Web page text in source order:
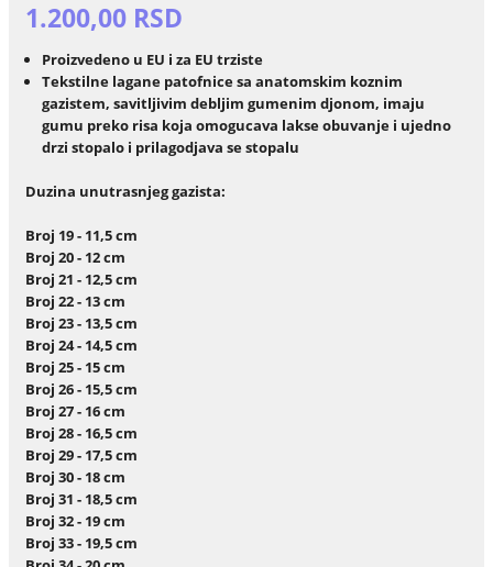
1.200,00 RSD
Proizvedeno u EU i za EU trziste
Tekstilne lagane patofnice sa anatomskim koznim
gazistem, savitljivim debljim gumenim djonom, imaju
gumu preko risa koja omogucava lakse obuvanje i ujedno
drzi stopalo i prilagodjava se stopalu
Duzina unutrasnjeg gazista:
Broj 19 - 11,5 cm
Broj 20 - 12 cm
Broj 21 - 12,5 cm
Broj 22 - 13 cm
Broj 23 - 13,5 cm
Broj 24 - 14,5 cm
Broj 25 - 15 cm
Broj 26 - 15,5 cm
Broj 27 - 16 cm
Broj 28 - 16,5 cm
Broj 29 - 17,5 cm
Broj 30 - 18 cm
Broj 31 - 18,5 cm
Broj 32 - 19 cm
Broj 33 - 19,5 cm